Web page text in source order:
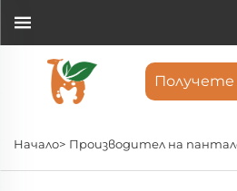
Начало> Производител на